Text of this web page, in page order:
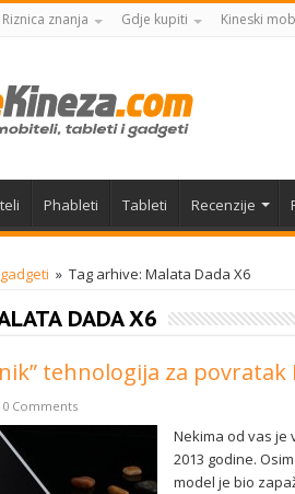
Riznica znanja Gdje kupiti Kineski
Phableti Tableti Recenzije
» Tag arhive: Malata Dada X6
DADA X6
tehnologija za povratak
0 Comments
Nekima od vas je
2013 godine.
model je bio